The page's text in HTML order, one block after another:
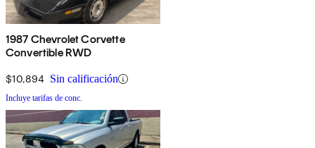
1987 Chevrolet Corvette
Convertible RWD
$10,894 Sin calificación
Incluye tarifas de conc.